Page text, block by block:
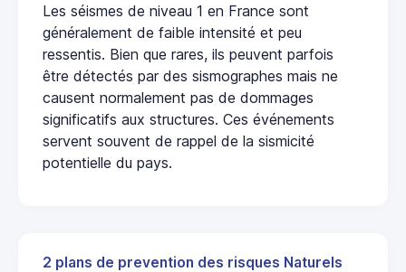
Les séismes de niveau 1 en France sont
généralement de faible intensité et peu
ressentis. Bien que rares, ils peuvent parfois
être détectés par des sismographes mais ne
causent normalement pas de dommages
significatifs aux structures. Ces événements
servent souvent de rappel de la sismicité
potentielle du pays.
2 plans de prevention des risques Naturels